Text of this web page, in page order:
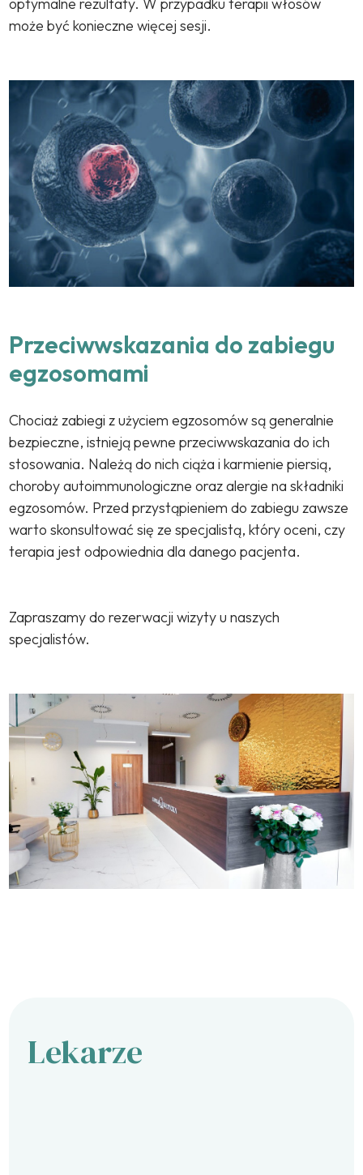
może być konieczne więcej sesji.
Przeciwwskazania do zabiegu
egzosomami
Chociaż zabiegi z użyciem egzosomów są generalnie
bezpieczne, istnieją pewne przeciwwskazania do ich
stosowania. Należą do nich ciąża i karmienie piersią,
choroby autoimmunologiczne oraz alergie na składniki
egzosomów. Przed przystąpieniem do zabiegu zawsze
warto skonsultować się ze specjalistą, który oceni, czy
terapia jest odpowiednia dla danego pacjenta.
Zapraszamy do rezerwacji wizyty u naszych
specjalistów.
Lekarze